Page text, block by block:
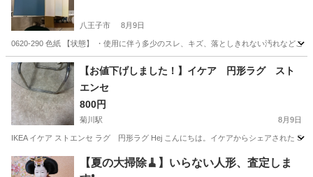
八王子市 8月9日
0620-290 色紙 【状態】 ・使用に伴う多少のスレ、キズ、落としきれない汚れなど
東京 八王子市 インテリア雑貨/小物 現地
【お値下げしました！】イケア 円形ラグ スト
エンセ
800円
菊川駅 8月9日
IKEA イケア ストエンセ ラグ 円形ラグ Hej こんにちは。イケアからシェアされた
東京 江東区 菊川駅 カーペット/マット/ラグ
【夏の大掃除🧹】いらない人形、査定しま